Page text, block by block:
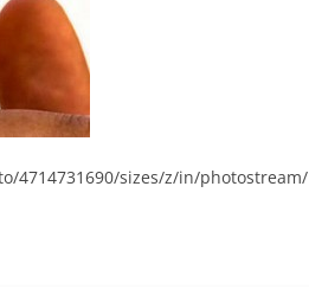
4714731690/sizes/z/in/photostream/